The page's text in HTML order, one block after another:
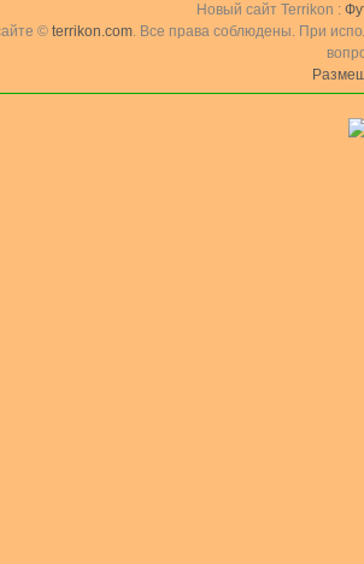
Новый сайт Terrikon :
© terrikon.com. Все права соблюдены. При